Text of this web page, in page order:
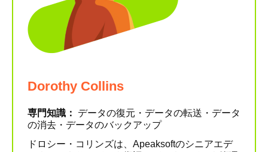
Dorothy Collins
専門知識： データの復元・データの転送・データ
の消去・データのバックアップ
ドロシー・コリンズは、Apeaksoftのシニアエデ